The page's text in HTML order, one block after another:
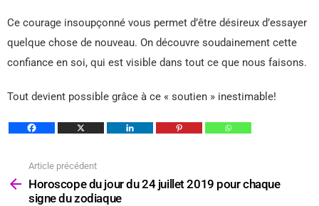
Ce courage insoupçonné vous permet d’être désireux d’essayer
quelque chose de nouveau. On découvre soudainement cette
confiance en soi, qui est visible dans tout ce que nous faisons.
Tout devient possible grâce à ce « soutien » inestimable!
plus
Article précédent
Horoscope du jour du 24 juillet 2019 pour chaque
signe du zodiaque